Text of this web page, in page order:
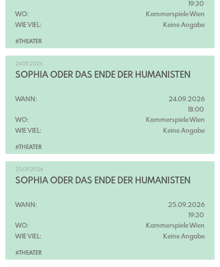
#THEATER
19:30
WO:
Kammerspiele Wien
WIE VIEL:
Keine Angabe
#THEATER
24.09.2026
SOPHIA ODER DAS ENDE DER HUMANISTEN
WANN:
24.09.2026
18:00
WO:
Kammerspiele Wien
WIE VIEL:
Keine Angabe
#THEATER
25.09.2026
SOPHIA ODER DAS ENDE DER HUMANISTEN
WANN:
25.09.2026
19:30
WO:
Kammerspiele Wien
WIE VIEL:
Keine Angabe